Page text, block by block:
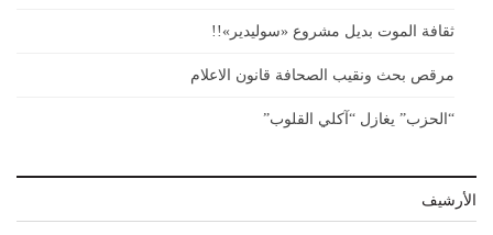
ثقافة الموت بديل مشروع «سوليدير»!!
مرقص بحث ونقيب الصحافة قانون الاعلام
“الحزب” يغازل “آكلي القلوب”
الأرشيف